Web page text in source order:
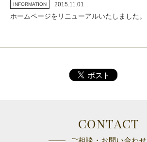
INFORMATION 2015.11.01
ホームページをリニューアルいたしました。
CONTACT
ご相談・お問い合わせ